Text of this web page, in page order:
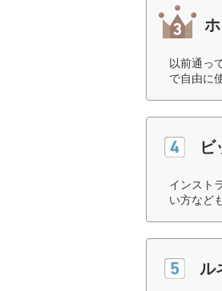
以前通っ
で自由に
ビ
インスト
い方など
ル